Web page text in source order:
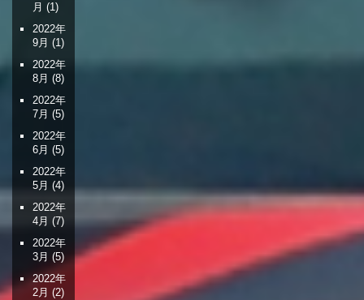
月 (1)
2022年
9月 (1)
2022年
8月 (8)
2022年
7月 (5)
2022年
6月 (5)
2022年
5月 (4)
2022年
4月 (7)
2022年
3月 (5)
2022年
2月 (2)